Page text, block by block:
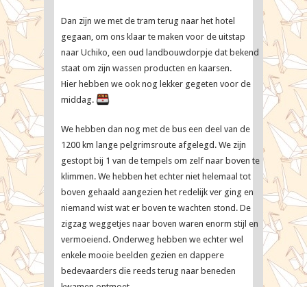
Dan zijn we met de tram terug naar het hotel
gegaan, om ons klaar te maken voor de uitstap
naar Uchiko, een oud landbouwdorpje dat bekend
staat om zijn wassen producten en kaarsen.
Hier hebben we ook nog lekker gegeten voor de
middag.
We hebben dan nog met de bus een deel van de
1200 km lange pelgrimsroute afgelegd. We zijn
gestopt bij 1 van de tempels om zelf naar boven te
klimmen. We hebben het echter niet helemaal tot
boven gehaald aangezien het redelijk ver ging en
niemand wist wat er boven te wachten stond. De
zigzag weggetjes naar boven waren enorm stijl en
vermoeiend. Onderweg hebben we echter wel
enkele mooie beelden gezien en dappere
bedevaarders die reeds terug naar beneden